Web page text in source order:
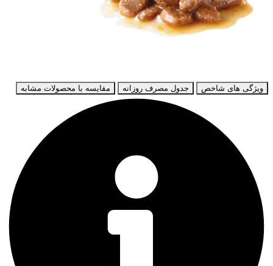
ویژگی های شاخص جدول مصرف روزانه مقایسه با محصولات مشابه